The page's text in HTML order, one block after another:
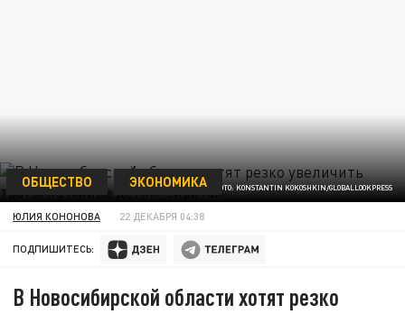
ФОТО: KONSTANTIN KOKOSHKIN/GLOBALLOOKPRESS
ОБЩЕСТВО ЭКОНОМИКА
ЮЛИЯ КОНОНОВА 22 ДЕКАБРЯ 04:38
ПОДПИШИТЕСЬ:
В Новосибирской области хотят резко